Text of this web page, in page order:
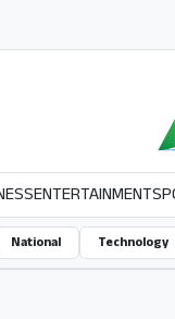
ENTERTAINMENT
National Technology